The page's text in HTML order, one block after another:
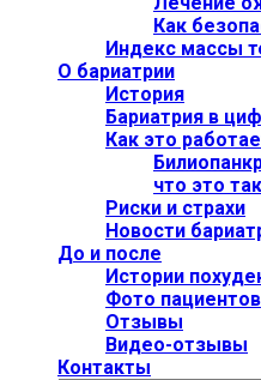
Как
Индекс массы
О бариатрии
История
Бариатрия в
Как это
что это
Риски и страхи
Новости
До и после
Истории
Фото пациентов
Отзывы
Видео-отзывы
Контакты